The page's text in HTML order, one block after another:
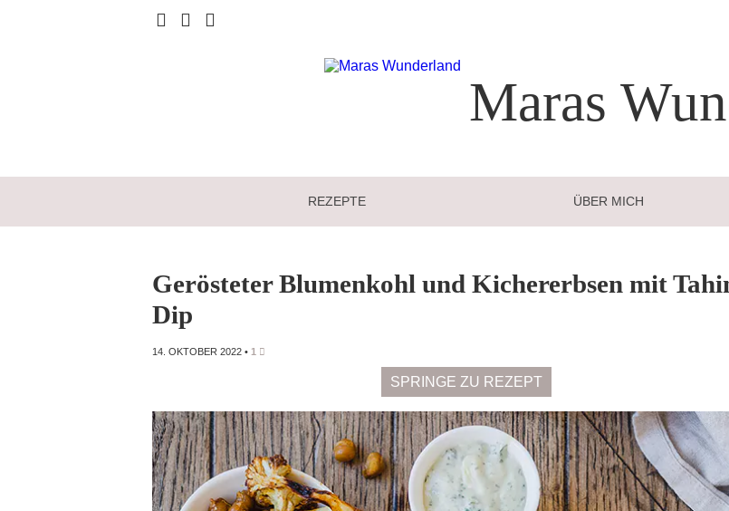
Maras
REZEPTE ÜBER MICH
Gerösteter Blumenkohl und Kichererbsen mit
Dip
14. OKTOBER 2022 • 1
SPRINGE ZU REZEPT